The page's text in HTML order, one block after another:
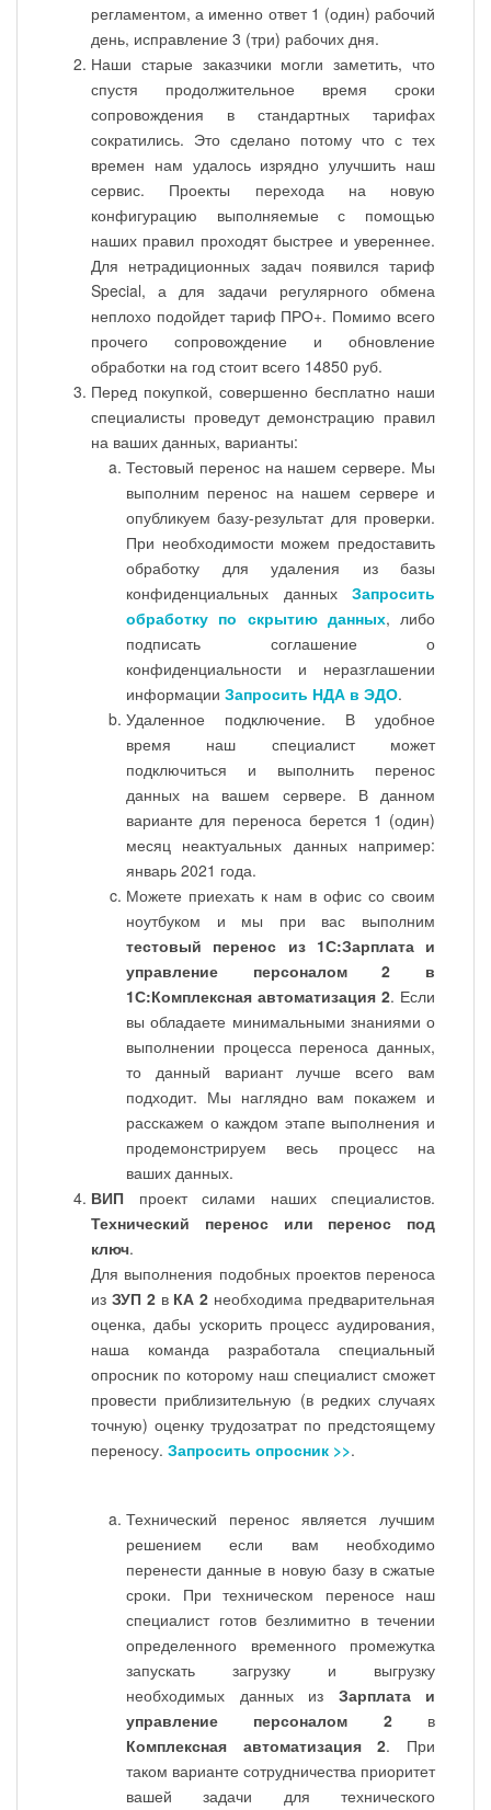
регламентом, а именно ответ 1 (один) рабочий
день, исправление 3 (три) рабочих дня.
Наши старые заказчики могли заметить, что
спустя продолжительное время сроки
сопровождения в стандартных тарифах
сократились. Это сделано потому что с тех
времен нам удалось изрядно улучшить наш
сервис. Проекты перехода на новую
конфигурацию выполняемые с помощью
наших правил проходят быстрее и увереннее.
Для нетрадиционных задач появился тариф
Special, а для задачи регулярного обмена
неплохо подойдет тариф ПРО+. Помимо всего
прочего сопровождение и обновление
обработки на год стоит всего 14850 руб.
Перед покупкой, совершенно бесплатно наши
специалисты проведут демонстрацию правил
на ваших данных, варианты:
Тестовый перенос на нашем сервере. Мы
выполним перенос на нашем сервере и
опубликуем базу-результат для проверки.
При необходимости можем предоставить
обработку для удаления из базы
конфиденциальных данных Запросить
обработку по скрытию данных, либо
подписать соглашение о
конфиденциальности и неразглашении
информации Запросить НДА в ЭДО.
Удаленное подключение. В удобное
время наш специалист может
подключиться и выполнить перенос
данных на вашем сервере. В данном
варианте для переноса берется 1 (один)
месяц неактуальных данных например:
январь 2021 года.
Можете приехать к нам в офис со своим
ноутбуком и мы при вас выполним
тестовый перенос из 1С:Зарплата и
управление персоналом 2 в
1С:Комплексная автоматизация 2. Если
вы обладаете минимальными знаниями о
выполнении процесса переноса данных,
то данный вариант лучше всего вам
подходит. Мы наглядно вам покажем и
расскажем о каждом этапе выполнения и
продемонстрируем весь процесс на
ваших данных.
ВИП проект силами наших специалистов.
Технический перенос или перенос под
ключ.
Для выполнения подобных проектов переноса
из ЗУП 2в КА 2 необходима предварительная
оценка, дабы ускорить процесс аудирования,
наша команда разработала специальный
опросник по которому наш специалист сможет
провести приблизительную (в редких случаях
точную) оценку трудозатрат по предстоящему
переносу. Запросить опросник >>.
Технический перенос является лучшим
решением если вам необходимо
перенести данные в новую базу в сжатые
сроки. При техническом переносе наш
специалист готов безлимитно в течении
определенного временного промежутка
запускать загрузку и выгрузку
необходимых данных из Зарплата и
управление персоналом 2в
Комплексная автоматизация 2. При
таком варианте сотрудничества приоритет
вашей задачи для технического